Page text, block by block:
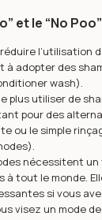
et le “No Poo”
l’utilisation
adopter des
wash).
plus utiliser de
pour des
ou le simple
nécessitent un
à tout le monde.
si vous
visez un mode de